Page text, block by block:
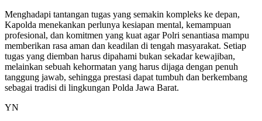
Menghadapi tantangan tugas yang semakin kompleks ke depan,
Kapolda menekankan perlunya kesiapan mental, kemampuan
profesional, dan komitmen yang kuat agar Polri senantiasa mampu
memberikan rasa aman dan keadilan di tengah masyarakat. Setiap
tugas yang diemban harus dipahami bukan sekadar kewajiban,
melainkan sebuah kehormatan yang harus dijaga dengan penuh
tanggung jawab, sehingga prestasi dapat tumbuh dan berkembang
sebagai tradisi di lingkungan Polda Jawa Barat.
YN